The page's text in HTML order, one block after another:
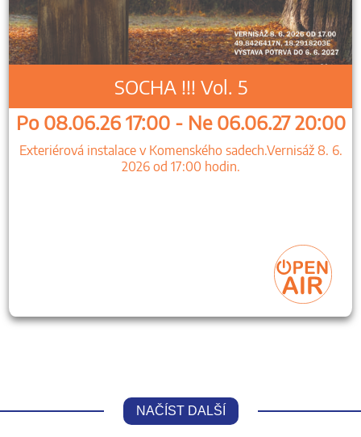
SOCHA !!! Vol. 5
Po 08.06.26 17:00 - Ne 06.06.27 20:00
Exteriérová instalace v Komenského sadech.Vernisáž 8. 6.
2026 od 17:00 hodin.
NAČÍST DALŠÍ